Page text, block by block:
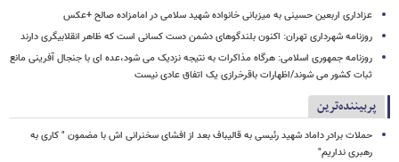
عزاداری اربعین حسینی به میزبانی خانواده شهید سلامی در امامزاده صالح +عکس
روزنامه شهرداری تهران: اکنون بلندگوهای دشمن دست کسانی است که ظاهر انقلابیگری دارند
روزنامه جمهوری اسلامی: هرگاه مذاکرات به نتیجه نزدیک می شود،عده ای با جنجال آفرینی مانع
ثبات کشور می شوند/اظهارات باقرخرازی یک اتفاق عادی نیست
پربیننده‌ترین
حملات برادر داماد شهید رئیسی به قالیباف بعد از افشای سخنرانی اش با مضمون " کاری به
رهبری نداریم"